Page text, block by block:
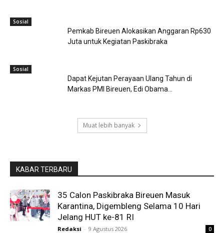
Sosial
Pemkab Bireuen Alokasikan Anggaran Rp630
Juta untuk Kegiatan Paskibraka
Sosial
Dapat Kejutan Perayaan Ulang Tahun di
Markas PMI Bireuen, Edi Obama...
Muat lebih banyak
KABAR TERBARU
35 Calon Paskibraka Bireuen Masuk
Karantina, Digembleng Selama 10 Hari
Jelang HUT ke-81 RI
Redaksi - 9 Agustus 2026 0